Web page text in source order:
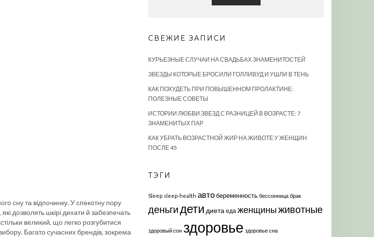
сну та відпочинку. У спекотну пору
дозволять шкірі дихати й забезпечать
великий, що легко розгубитися
Багато сучасних брендів, зокрема
СВЕЖИЕ ЗАПИСИ
КУРЬЕЗНЫЕ СЛУЧАИ НА СВАДЬБАХ ЗНАМЕНИТОСТЕЙ
ЗВЕЗДЫ КОТОРЫЕ БРОСИЛИ ГОЛЛИВУД И УШЛИ В ТЕНЬ
КАК ПОХУДЕТЬ ПРИ ПОВЫШЕННОМ ПРОЛАКТИНЕ:
ПОЛЕЗНЫЕ СОВЕТЫ
ИСТОРИИ ЛЮБВИ ЗВЕЗД С РАЗНИЦЕЙ В ВОЗРАСТЕ: 7
ЗНАМЕНИТЫХ ПАР
КАК УБРАТЬ ВОЗРАСТНОЙ ЖИР НА ЖИВОТЕ У ЖЕНЩИН
ПОСЛЕ 45
ТЭГИ
Sleep sleep-health автобеременность бессонница брак
деньгидети диета еда женщиныживотные
здоровый сон здоровье здоровье сна